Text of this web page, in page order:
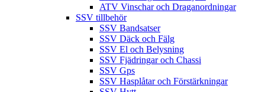
ATV Vinschar och Draganordningar
SSV tillbehör
SSV Bandsatser
SSV Däck och Fälg
SSV El och Belysning
SSV Fjädringar och Chassi
SSV Gps
SSV Hasplåtar och Förstärkningar